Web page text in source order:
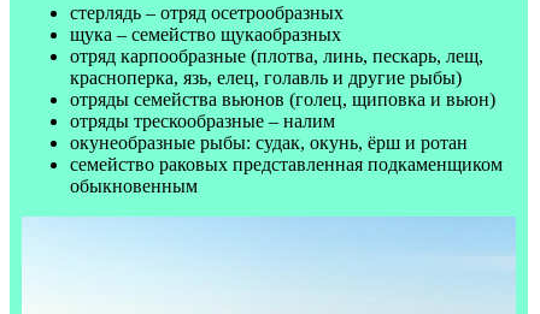
стерлядь – отряд осетрообразных
щука – семейство щукаобразных
отряд карпообразные (плотва, линь, пескарь, лещ,
красноперка, язь, елец, голавль и другие рыбы)
отряды семейства вьюнов (голец, щиповка и вьюн)
отряды трескообразные – налим
окунеобразные рыбы: судак, окунь, ёрш и ротан
семейство раковых представленная подкаменщиком
обыкновенным